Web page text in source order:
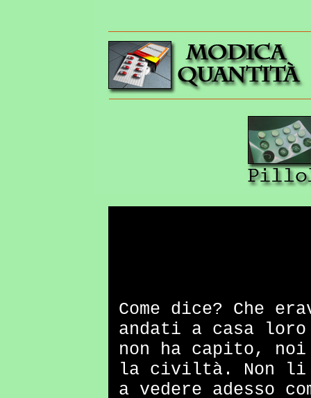
Come dice? Che
andati a casa
non ha capito,
la civiltà. Non li
a vedere adesso